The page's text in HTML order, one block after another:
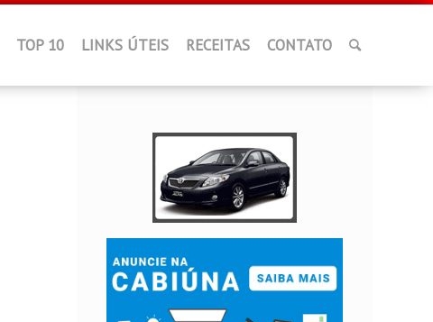
TOP 10 LINKS ÚTEIS RECEITAS CONTATO